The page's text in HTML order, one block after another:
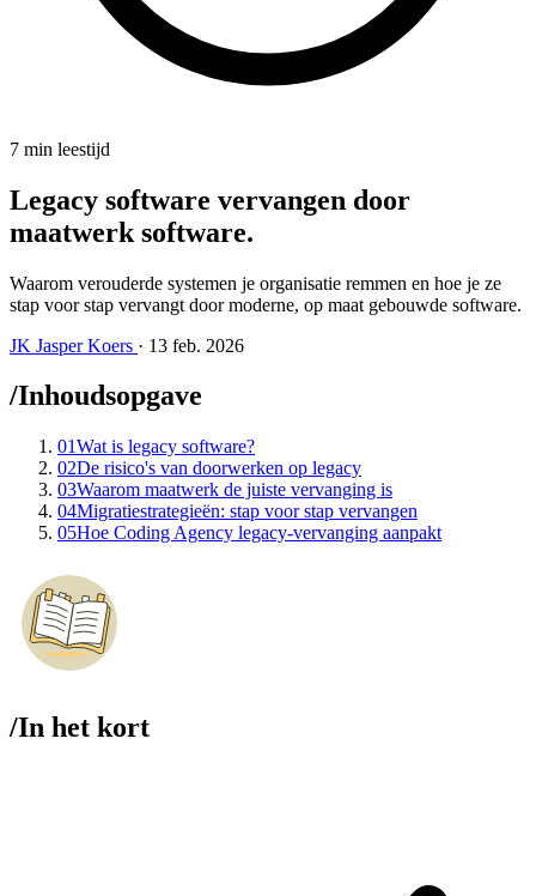
7 min leestijd
Legacy software vervangen door
maatwerk software.
Waarom verouderde systemen je organisatie remmen en hoe je ze
stap voor stap vervangt door moderne, op maat gebouwde software.
JK Jasper Koers · 13 feb. 2026
/Inhoudsopgave
01Wat is legacy software?
02De risico's van doorwerken op legacy
03Waarom maatwerk de juiste vervanging is
04Migratiestrategieën: stap voor stap vervangen
05Hoe Coding Agency legacy-vervanging aanpakt
/In het kort